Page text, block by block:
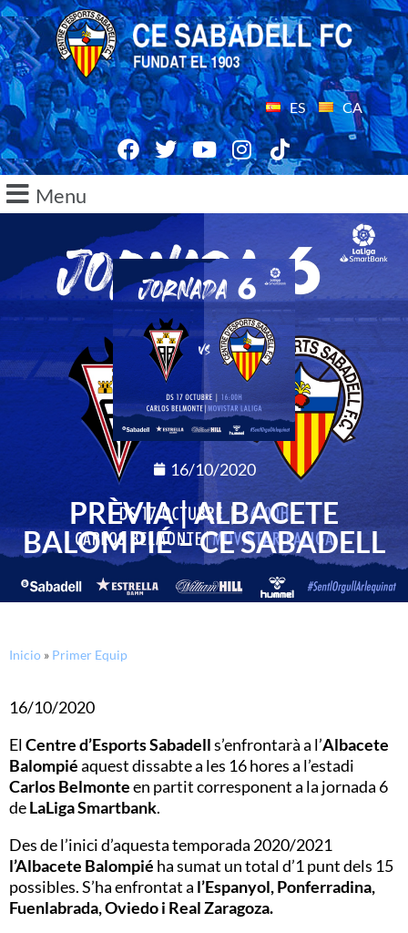
ES CA
Menu
16/10/2020
PRÈVIA | ALBACETE
BALOMPIÉ – CE SABADELL
Inicio » Primer Equip
16/10/2020
ElCentre d’Esports Sabadells’enfrontarà a l’Albacete
Balompiéaquest dissabte a les 16 hores a l’estadi
Carlos Belmonteen partit corresponent a la jornada 6
deLaLiga Smartbank.
Des de l’inici d’aquesta temporada 2020/2021
l’Albacete Balompié ha sumat un total d’1 punt dels 15
possibles. S’ha enfrontat a l’Espanyol, Ponferradina,
Fuenlabrada, Oviedo i Real Zaragoza.